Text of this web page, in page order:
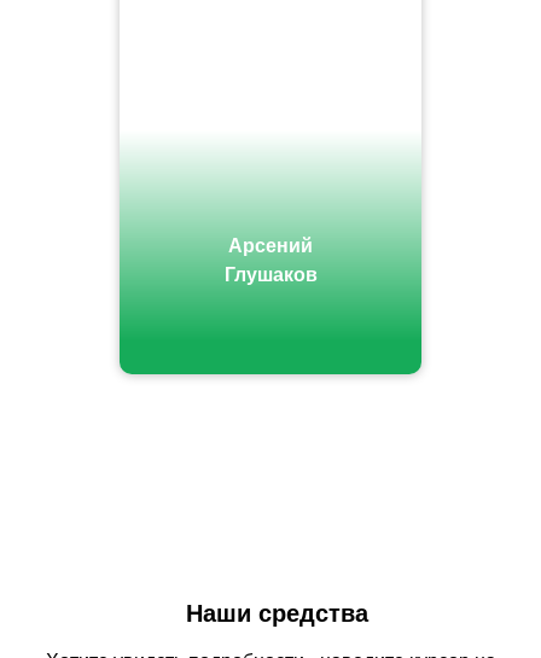
Арсений
Глушаков
Наши средства